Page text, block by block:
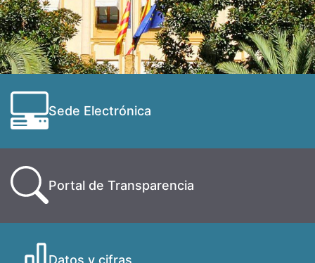
Sede Electrónica
Portal de Transparencia
Datos y cifras